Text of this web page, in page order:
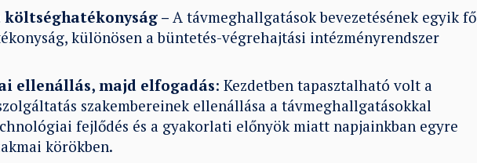
költséghatékonyság – A távmeghallgatások bevezetésének egyik fő
különösen a büntetés-végrehajtási intézményrendszer
ellenállás, majd elfogadás: Kezdetben tapasztalható volt a
szakembereinek ellenállása a távmeghallgatásokkal
fejlődés és a gyakorlati előnyök miatt napjainkban egyre
körökben.